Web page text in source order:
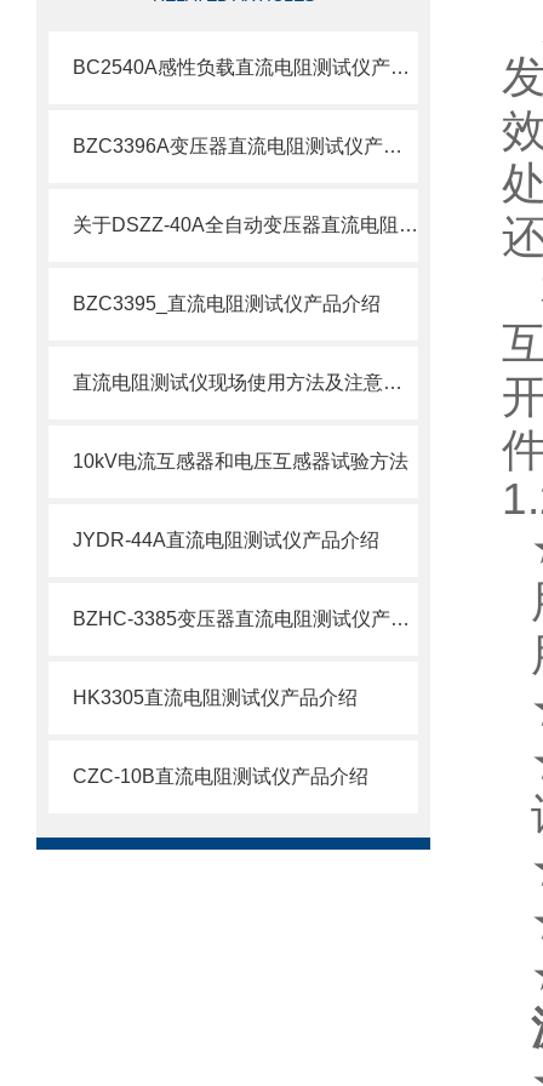
BC2540A感性负载直流电阻测试仪产品介绍
BZC3396A变压器直流电阻测试仪产品介绍
关于DSZZ-40A全自动变压器直流电阻测试仪深度解析
BZC3395_直流电阻测试仪产品介绍
直流电阻测试仪现场使用方法及注意事项
10kV电流互感器和电压互感器试验方法
JYDR-44A直流电阻测试仪产品介绍
BZHC-3385变压器直流电阻测试仪产品介绍
HK3305直流电阻测试仪产品介绍
CZC-10B直流电阻测试仪产品介绍